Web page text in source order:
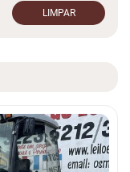
LIMPAR